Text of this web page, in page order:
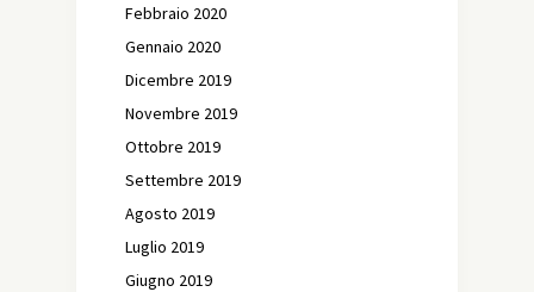
Febbraio 2020
Gennaio 2020
Dicembre 2019
Novembre 2019
Ottobre 2019
Settembre 2019
Agosto 2019
Luglio 2019
Giugno 2019